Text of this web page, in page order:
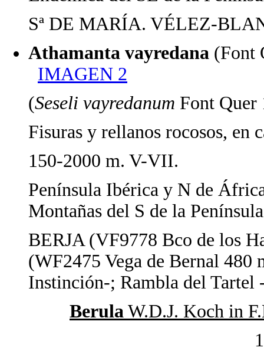
Sª DE MARÍA. VÉLEZ-
Athamanta vayredana (Font
IMAGEN 2
(Seseli vayredanum Font Quer
Fisuras y rellanos rocosos, en
150-2000 m. V-VII.
Península Ibérica y N de
Montañas del S de la
BERJA (VF9778 Bco de los
(WF2475 Vega de Bernal 480
Instinción-; Rambla del Tartel
Berula W.D.J. Koch in